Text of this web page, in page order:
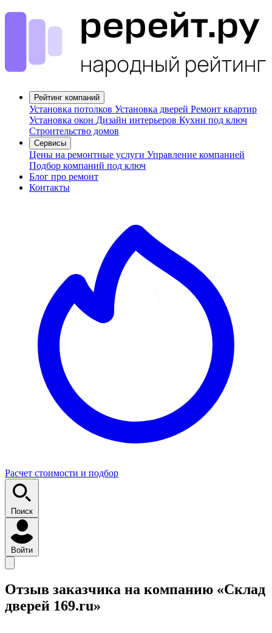
Рейтинг компаний
Установка потолков Установка дверей Ремонт квартир
Установка окон Дизайн интерьеров Кухни под ключ
Строительство домов
Сервисы
Цены на ремонтные услуги Управление компанией
Подбор компаний под ключ
Блог про ремонт
Контакты
Расчет стоимости и подбор
Поиск
Войти
Отзыв заказчика на компанию «Склад
дверей 169.ru»